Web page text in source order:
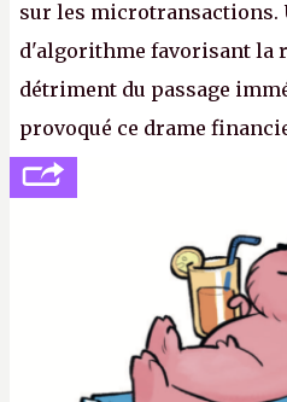
sur les microtransactions.
d'algorithme favorisant la
détriment du passage
provoqué ce drame
se consoler, le PDG David
sur le déblocage du jeu en
joueurs majeurs (+32 %).
aux adultes, qui ne sont
avec du pouvoir d'achat.P.